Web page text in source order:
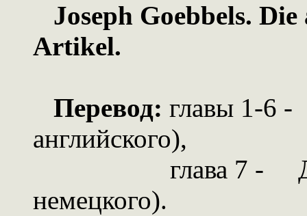
Joseph Goebbels.
Artikel.
Перевод: главы 1-6 -
английского),
глава 7 -
немецкого).